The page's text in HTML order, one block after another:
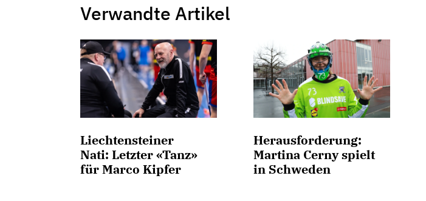
Verwandte Artikel
Liechtensteiner
Nati: Letzter «Tanz»
für Marco Kipfer
Herausforderung:
Martina Cerny spielt
in Schweden